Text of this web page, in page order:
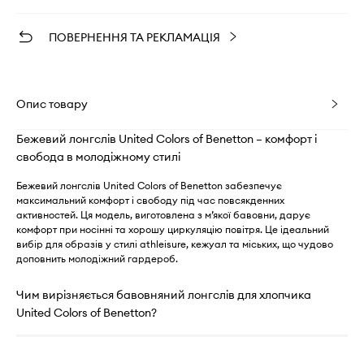
ПОВЕРНЕННЯ ТА РЕКЛАМАЦІЯ
Опис товару
Бежевий лонгслів United Colors of Benetton – комфорт і
свобода в молодіжному стилі
Бежевий лонгслів United Colors of Benetton забезпечує
максимальний комфорт і свободу під час повсякденних
активностей. Ця модель, виготовлена з м’якої бавовни, дарує
комфорт при носінні та хорошу циркуляцію повітря. Це ідеальний
вибір для образів у стилі athleisure, кежуал та міських, що чудово
доповнить молодіжний гардероб.
Чим вирізняється бавовняний лонгслів для хлопчика
United Colors of Benetton?